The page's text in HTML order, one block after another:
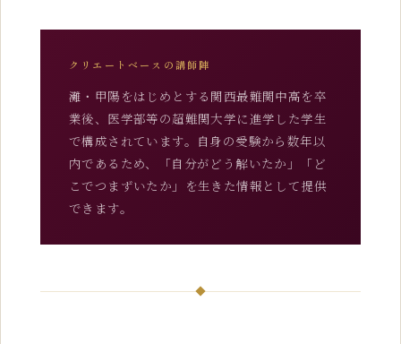
クリエートベースの講師陣
灘・甲陽をはじめとする関西最難関中高を卒
業後、医学部等の超難関大学に進学した学生
で構成されています。自身の受験から数年以
内であるため、「自分がどう解いたか」「ど
こでつまずいたか」を生きた情報として提供
できます。